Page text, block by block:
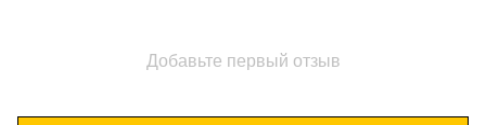
Добавьте первый отзыв